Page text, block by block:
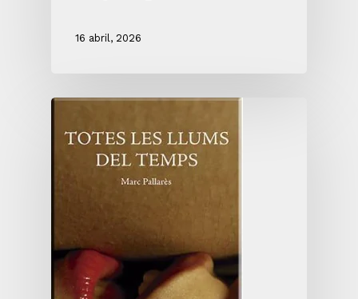
16 abril, 2026